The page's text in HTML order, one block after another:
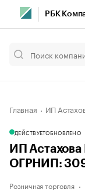
РБК
Главная ИП
ДЕЙСТВУЕТОБНОВЛЕНО
ИП
ОГРНИП:
Розничная торговля